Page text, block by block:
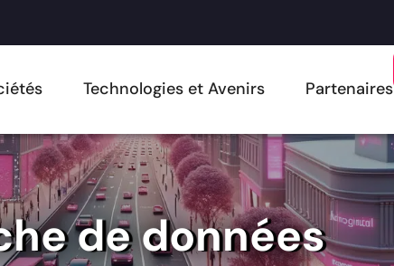
Technologies et Avenirs Partenaires
de données